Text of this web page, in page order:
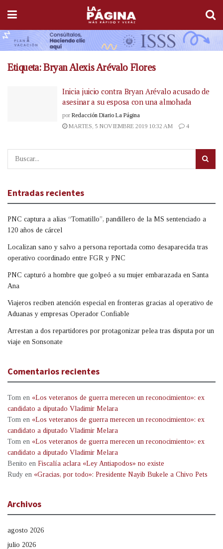
Etiqueta:Bryan Alexis Arévalo Flores
Inicia juicio contra Bryan Arévalo acusado de
asesinar a su esposa con una almohada
por Redacción Diario La Página
MARTES, 5 NOVIEMBRE 2019 10:32 AM
4
Entradas recientes
PNC captura a alias “Tomatillo”, pandillero de la MS sentenciado a
120 años de cárcel
Localizan sano y salvo a persona reportada como desaparecida tras
operativo coordinado entre FGR y PNC
PNC capturó a hombre que golpeó a su mujer embarazada en Santa
Ana
Viajeros reciben atención especial en fronteras gracias al operativo de
Aduanas y empresas Operador Confiable
Arrestan a dos repartidores por protagonizar pelea tras disputa por un
viaje en Sonsonate
Comentarios recientes
Tom en «Los veteranos de guerra merecen un reconocimiento»: ex
candidato a diputado Vladimir Melara
Tom en «Los veteranos de guerra merecen un reconocimiento»: ex
candidato a diputado Vladimir Melara
Tom en «Los veteranos de guerra merecen un reconocimiento»: ex
candidato a diputado Vladimir Melara
Benito en Fiscalía aclara «Ley Antiapodos» no existe
Rudy en «Gracias, por todo»: Presidente Nayib Bukele a Chivo Pets
Archivos
agosto 2026
julio 2026